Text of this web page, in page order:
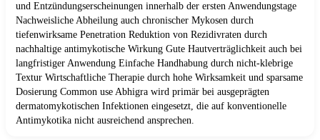
und Entzündungserscheinungen innerhalb der ersten Anwendungstage
Nachweisliche Abheilung auch chronischer Mykosen durch
tiefenwirksame Penetration Reduktion von Rezidivraten durch
nachhaltige antimykotische Wirkung Gute Hautverträglichkeit auch bei
langfristiger Anwendung Einfache Handhabung durch nicht-klebrige
Textur Wirtschaftliche Therapie durch hohe Wirksamkeit und sparsame
Dosierung Common use Abhigra wird primär bei ausgeprägten
dermatomykotischen Infektionen eingesetzt, die auf konventionelle
Antimykotika nicht ausreichend ansprechen.